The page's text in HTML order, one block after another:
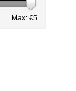
Max: €5